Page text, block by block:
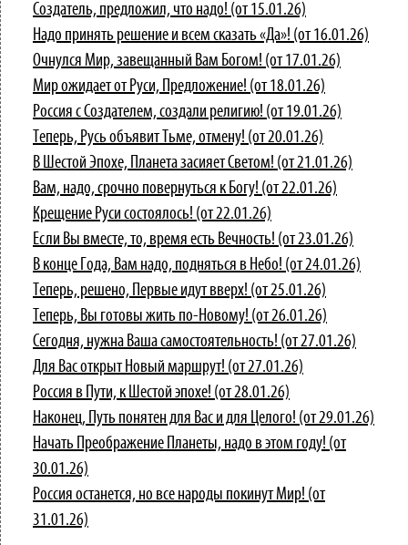
Создатель, предложил, что надо! (от 15.01.26)
Надо принять решение и всем сказать «Да»! (от 16.01.26)
Очнулся Мир, завещанный Вам Богом! (от 17.01.26)
Мир ожидает от Руси, Предложение! (от 18.01.26)
Россия с Создателем, создали религию! (от 19.01.26)
Теперь, Русь объявит Тьме, отмену! (от 20.01.26)
В Шестой Эпохе, Планета засияет Светом! (от 21.01.26)
Вам, надо, срочно повернуться к Богу! (от 22.01.26)
Крещение Руси состоялось! (от 22.01.26)
Если Вы вместе, то, время есть Вечность! (от 23.01.26)
В конце Года, Вам надо, подняться в Небо! (от 24.01.26)
Теперь, решено, Первые идут вверх! (от 25.01.26)
Теперь, Вы готовы жить по-Новому! (от 26.01.26)
Сегодня, нужна Ваша самостоятельность! (от 27.01.26)
Для Вас открыт Новый маршрут! (от 27.01.26)
Россия в Пути, к Шестой эпохе! (от 28.01.26)
Наконец, Путь понятен для Вас и для Целого! (от 29.01.26)
Начать Преображение Планеты, надо в этом году! (от
30.01.26)
Россия останется, но все народы покинут Мир! (от
31.01.26)